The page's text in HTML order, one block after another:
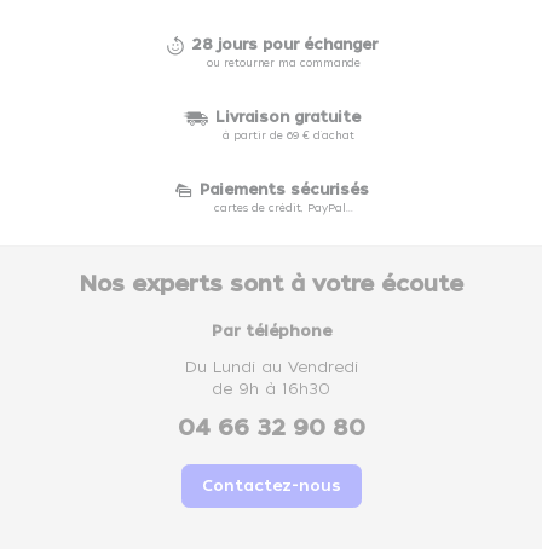
28 jours pour échanger
ou retourner ma commande
Livraison gratuite
à partir de 69 € d'achat
Paiements sécurisés
cartes de crédit, PayPal...
Nos experts sont à votre écoute
Par téléphone
Du Lundi au Vendredi
de 9h à 16h30
04 66 32 90 80
Contactez-nous